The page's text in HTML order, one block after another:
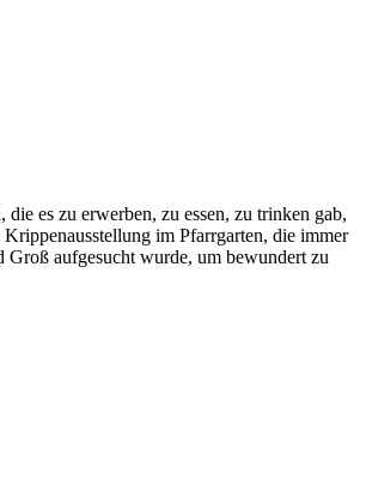
es zu erwerben, zu essen, zu trinken gab,
im Pfarrgarten, die immer
aufgesucht wurde, um bewundert zu